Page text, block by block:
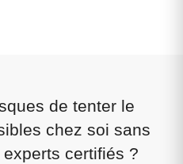
de tenter le
chez soi sans
certifiés ?